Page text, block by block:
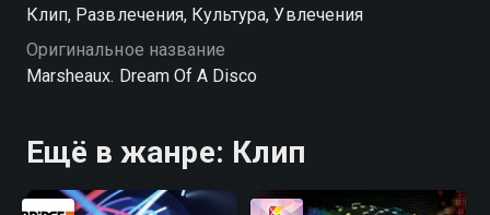
Клип, Развлечения, Культура, Увлечения
Оригинальное название
Marsheaux. Dream Of A Disco
Ещё в жанре: Клип